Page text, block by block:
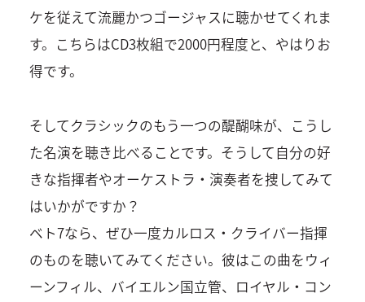
ケを従えて流麗かつゴージャスに聴かせてくれま
す。こちらはCD3枚組で2000円程度と、やはりお
得です。
そしてクラシックのもう一つの醍醐味が、こうし
た名演を聴き比べることです。そうして自分の好
きな指揮者やオーケストラ・演奏者を捜してみて
はいかがですか？
ベト7なら、ぜひ一度カルロス・クライバー指揮
のものを聴いてみてください。彼はこの曲をウィ
ーンフィル、バイエルン国立管、ロイヤル・コン